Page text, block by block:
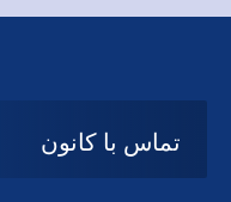
تماس با کانون